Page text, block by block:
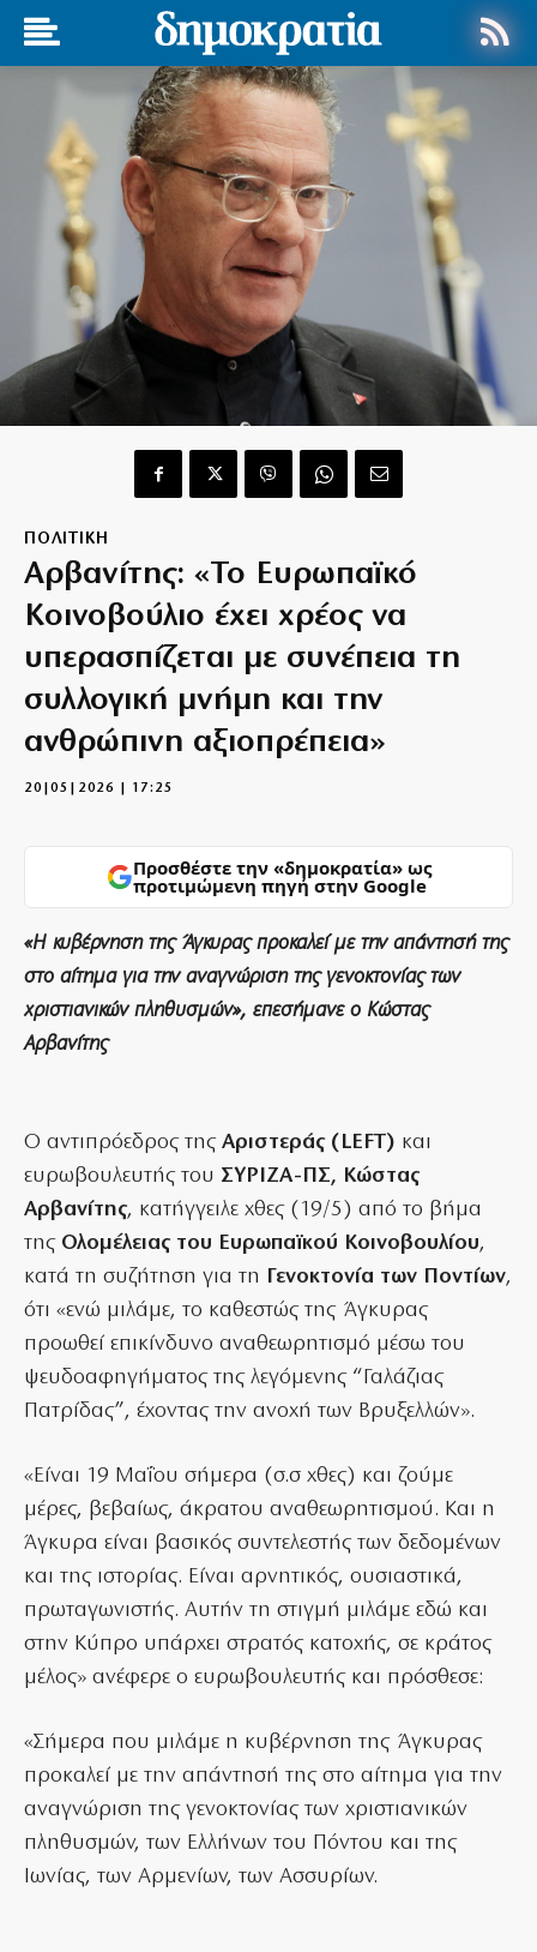
ΠΟΛΙΤΙΚΗ
Αρβανίτης: «Το Ευρωπαϊκό
Κοινοβούλιο έχει χρέος να
υπερασπίζεται με συνέπεια τη
συλλογική μνήμη και την
ανθρώπινη αξιοπρέπεια»
20|05|2026 | 17:25
Προσθέστε την «δημοκρατία» ως
προτιμώμενη πηγή στην Google
«Η κυβέρνηση της Άγκυρας προκαλεί με την απάντησή της
στο αίτημα για την αναγνώριση της γενοκτονίας των
χριστιανικών πληθυσμών», επεσήμανε ο Κώστας
Αρβανίτης
Ο αντιπρόεδρος της Αριστεράς (LEFT) και
ευρωβουλευτής του ΣΥΡΙΖΑ-ΠΣ, Κώστας
Αρβανίτης, κατήγγειλε χθες (19/5) από το βήμα
τηςΟλομέλειας του Ευρωπαϊκού Κοινοβουλίου,
κατά τη συζήτηση για τη Γενοκτονία των Ποντίων,
ότι «ενώ μιλάμε, το καθεστώς της Άγκυρας
προωθεί επικίνδυνο αναθεωρητισμό μέσω του
ψευδοαφηγήματος της λεγόμενης “Γαλάζιας
Πατρίδας”, έχοντας την ανοχή των Βρυξελλών».
«Είναι 19 Μαΐου σήμερα (σ.σ χθες) και ζούμε
μέρες, βεβαίως, άκρατου αναθεωρητισμού. Και η
Άγκυρα είναι βασικός συντελεστής των δεδομένων
και της ιστορίας. Είναι αρνητικός, ουσιαστικά,
πρωταγωνιστής. Αυτήν τη στιγμή μιλάμε εδώ και
στην Κύπρο υπάρχει στρατός κατοχής, σε κράτος
μέλος» ανέφερε ο ευρωβουλευτής και πρόσθεσε:
«Σήμερα που μιλάμε η κυβέρνηση της Άγκυρας
προκαλεί με την απάντησή της στο αίτημα για την
αναγνώριση της γενοκτονίας των χριστιανικών
πληθυσμών, των Ελλήνων του Πόντου και της
Ιωνίας, των Αρμενίων, των Ασσυρίων.